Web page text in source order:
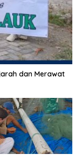
dan Merawat